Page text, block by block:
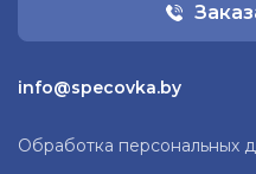
info@specovka.by
Обработка персональных